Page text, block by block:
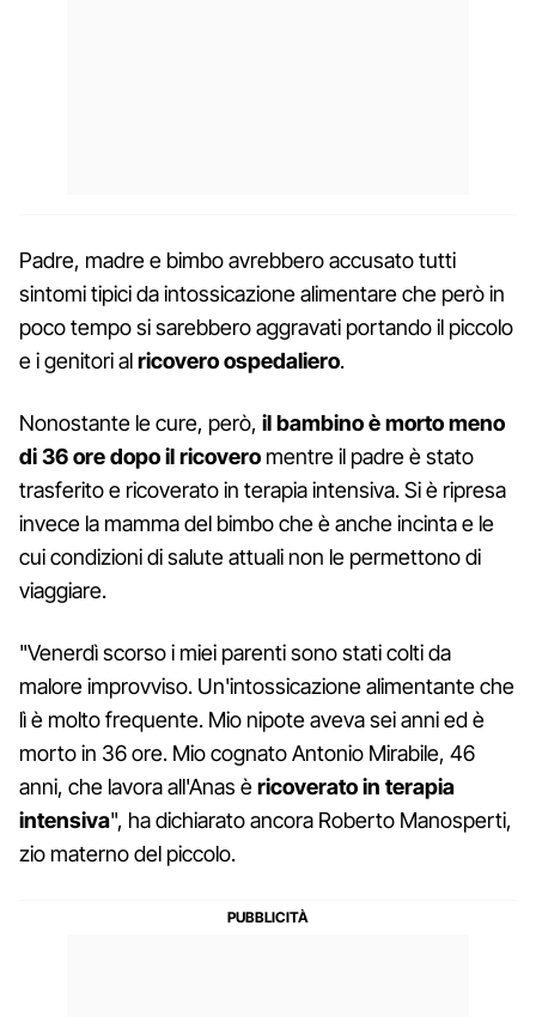
Padre, madre e bimbo avrebbero accusato tutti
sintomi tipici da intossicazione alimentare che però in
poco tempo si sarebbero aggravati portando il piccolo
e i genitori alricovero ospedaliero.
Nonostante le cure, però, il bambino è morto meno
di 36 ore dopo il ricovero mentre il padre è stato
trasferito e ricoverato in terapia intensiva. Si è ripresa
invece la mamma del bimbo che è anche incinta e le
cui condizioni di salute attuali non le permettono di
viaggiare.
"Venerdì scorso i miei parenti sono stati colti da
malore improvviso. Un'intossicazione alimentante che
lì è molto frequente. Mio nipote aveva sei anni ed è
morto in 36 ore. Mio cognato Antonio Mirabile, 46
anni, che lavora all'Anas èricoverato in terapia
intensiva", ha dichiarato ancora Roberto Manosperti,
zio materno del piccolo.